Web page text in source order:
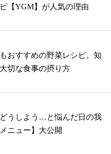
【YGM】が人気の理由
おすすめの野菜レシピ。知
切な食事の摂り方
うしよう…と悩んだ日の我
ニュー】大公開